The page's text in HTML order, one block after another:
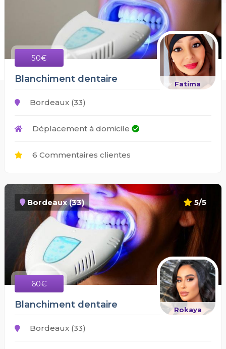
50€
Fatima
Blanchiment dentaire
Bordeaux (33)
Déplacement à domicile
6 Commentaires clientes
5/5
Bordeaux (33)
60€
Rokaya
Blanchiment dentaire
Bordeaux (33)